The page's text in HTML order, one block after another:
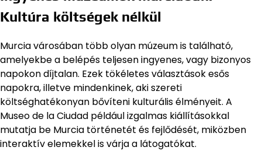
Kultúra költségek nélkül
Murcia városában több olyan múzeum is található,
amelyekbe a belépés teljesen ingyenes, vagy bizonyos
napokon díjtalan. Ezek tökéletes választások esős
napokra, illetve mindenkinek, aki szereti
költséghatékonyan bővíteni kulturális élményeit. A
Museo de la Ciudad például izgalmas kiállításokkal
mutatja be Murcia történetét és fejlődését, miközben
interaktív elemekkel is várja a látogatókat.